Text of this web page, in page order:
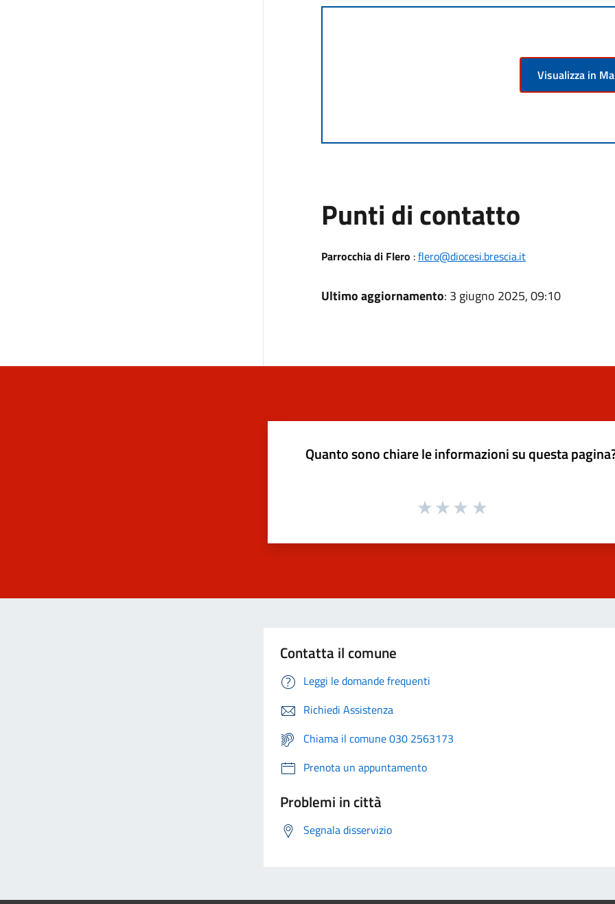
Visualizza in
Punti di contatto
Parrocchia di Flero :flero@diocesi.brescia.it
Ultimo aggiornamento: 3 giugno 2025, 09:10
Quanto sono chiare le informazioni su questa
Contatta il comune
Leggi le domande frequenti
Richiedi Assistenza
Chiama il comune 030 2563173
Prenota un appuntamento
Problemi in città
Segnala disservizio